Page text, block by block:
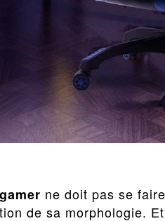
ne doit pas se
de sa morphologie.